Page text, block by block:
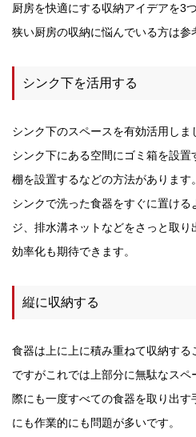
厨房を快適にする収納アイデアを3
狭い厨房の収納に悩んでいる方は参
シンク下を活用する
シンク下のスペースを有効活用しま
シンク下にある空間にゴミ箱を設
棚を設置するなどの方法があります。
シンクで洗った食器をすぐに置け
ジ、排水溝ネットなどをさっと取
効率化も期待できます。
縦に収納する
食器は上に上に積み重ねて収納する
ですがこれでは上部分に無駄なス
際にも一度すべての食器を取り出
にも作業的にも問題が多いです。